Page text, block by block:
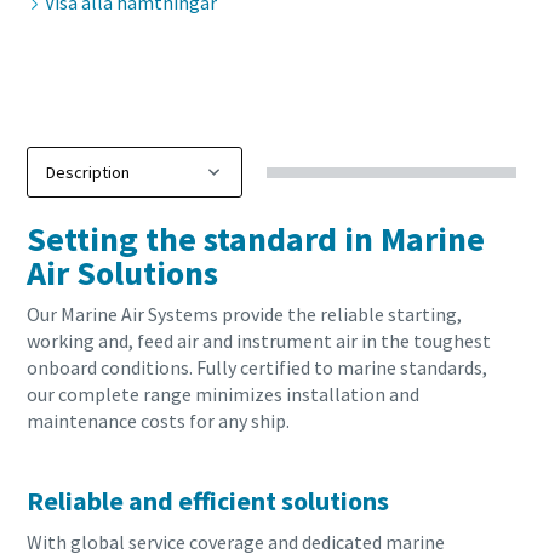
Setting the standard in Marine
Air Solutions
Our Marine Air Systems provide the reliable starting,
working and, feed air and instrument air in the toughest
onboard conditions. Fully certified to marine standards,
our complete range minimizes installation and
maintenance costs for any ship.
Reliable and efficient solutions
With global service coverage and dedicated marine